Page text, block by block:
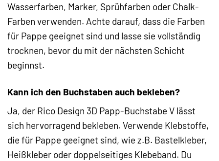
Wasserfarben, Marker, Sprühfarben oder Chalk-
Farben verwenden. Achte darauf, dass die Farben
für Pappe geeignet sind und lasse sie vollständig
trocknen, bevor du mit der nächsten Schicht
beginnst.
Kann ich den Buchstaben auch bekleben?
Ja, der Rico Design 3D Papp-Buchstabe V lässt
sich hervorragend bekleben. Verwende Klebstoffe,
die für Pappe geeignet sind, wie z.B. Bastelkleber,
Heißkleber oder doppelseitiges Klebeband. Du